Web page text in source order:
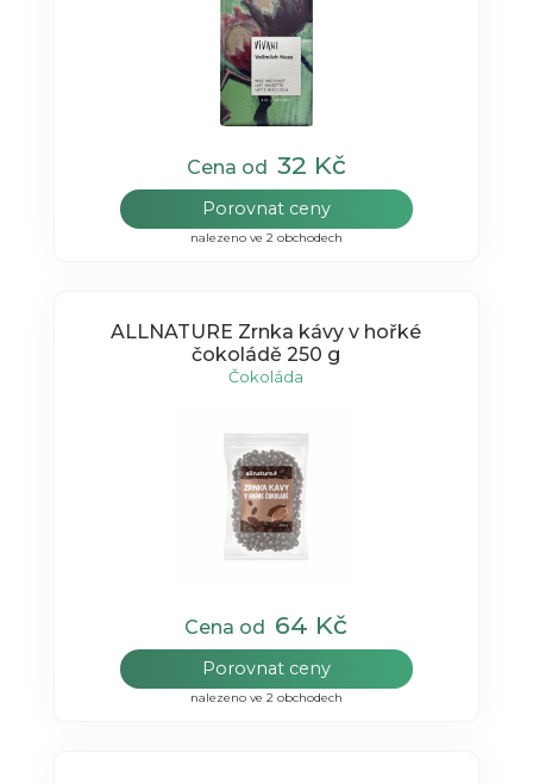
Cena od 32 Kč
Porovnat ceny
nalezeno ve 2 obchodech
ALLNATURE Zrnka kávy v hořké
čokoládě 250 g
Čokoláda
Cena od 64 Kč
Porovnat ceny
nalezeno ve 2 obchodech